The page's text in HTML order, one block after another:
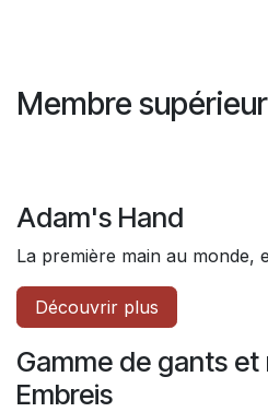
Membre supérieur
Adam's Hand
La première main au monde,
Découvrir plus
Gamme de gants et
Embreis